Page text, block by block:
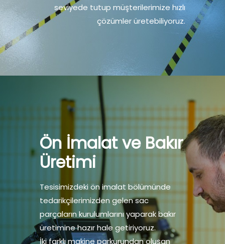
seviyede tutup müşterilerimize hızlı
çözümler üretebiliyoruz.
Ön İmalat ve Bakır
Üretimi
Tesisimizdeki ön imalat bölümünde
tedarikçilerimizden gelen sac
parçaların kurulumlarını yaparak bakır
üretimine hazır hale getiriyoruz.
İki farklı makine parkurundan oluşan